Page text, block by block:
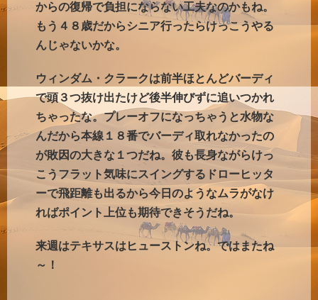
からの復帰で負担にならない工夫なのかもね。
もう４８歳だからシニア行ったらけっこうやる
んじゃないかな。
ウィンダム・クラークは前半ほとんどバーディ
で頭３つ抜け出たけど後半伸びずに追いつかれ
ちゃったな。プレーオフになっちゃうと水物な
んだから本線１８番でバーディ取れなかったの
が敗因の大きな１つだね。彼も長身ながらけっ
こうフラット気味にスイングするドローヒッタ
ーで飛距離も出るから今日のようなムラがなけ
ればポイント上位も期待できそうだね。
来週はテキサスはヒューストンね。ではまたね
～！